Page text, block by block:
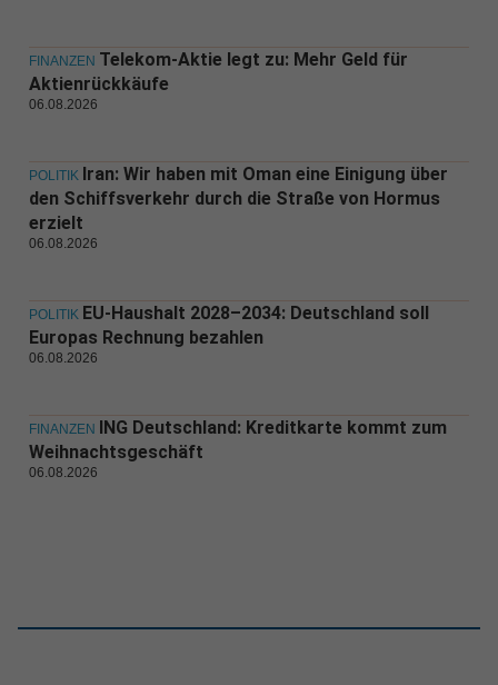
FINANZEN Telekom-Aktie legt zu: Mehr Geld für
Aktienrückkäufe
06.08.2026
POLITIK Iran: Wir haben mit Oman eine Einigung über
den Schiffsverkehr durch die Straße von Hormus
erzielt
06.08.2026
POLITIK EU-Haushalt 2028–2034: Deutschland soll
Europas Rechnung bezahlen
06.08.2026
FINANZEN
ING Deutschland: Kreditkarte kommt zum
Weihnachtsgeschäft
06.08.2026